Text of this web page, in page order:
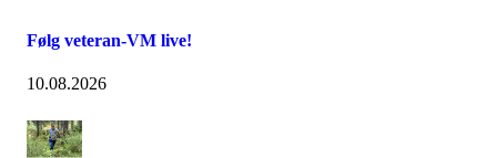
Følg veteran-VM live!
10.08.2026